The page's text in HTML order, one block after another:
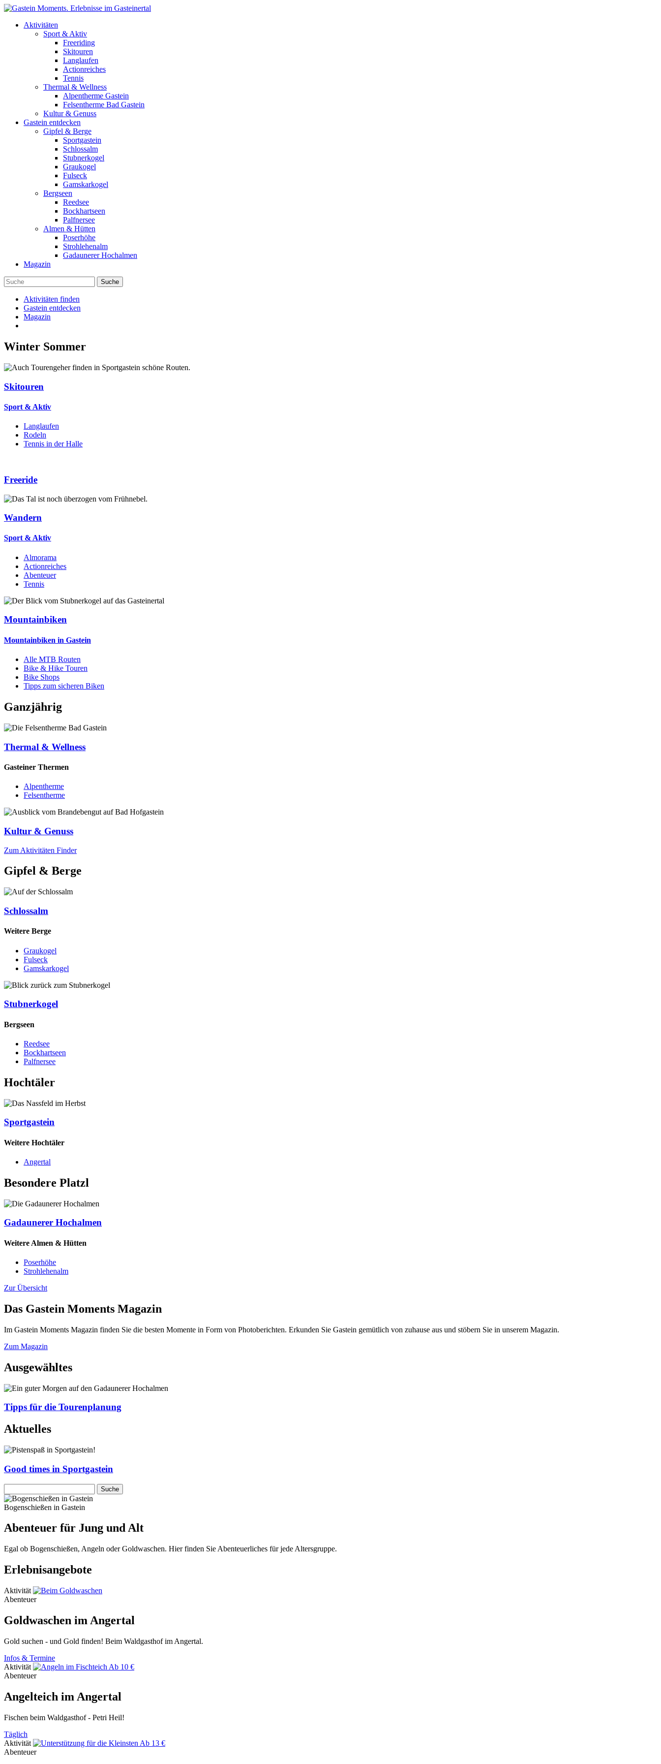
Direkt zum Inhalt
Aktivitäten
Sport & Aktiv
Freeriding
Skitouren
Langlaufen
Actionreiches
Tennis
Thermal & Wellness
Alpentherme Gastein
Felsentherme Bad Gastein
Kultur & Genuss
Gastein entdecken
Gipfel & Berge
Sportgastein
Schlossalm
Stubnerkogel
Graukogel
Fulseck
Gamskarkogel
Bergseen
Reedsee
Bockhartseen
Palfnersee
Almen & Hütten
Poserhöhe
Strohlehenalm
Gadaunerer Hochalmen
Magazin
Aktivitäten finden
Gastein entdecken
Magazin
Winter Sommer
Skitouren
Sport & Aktiv
Langlaufen
Rodeln
Tennis in der Halle
Freeride
Wandern
Sport & Aktiv
Almorama
Actionreiches
Abenteuer
Tennis
Mountainbiken
Mountainbiken in Gastein
Alle MTB Routen
Bike & Hike Touren
Bike Shops
Tipps zum sicheren Biken
Ganzjährig
Thermal & Wellness
Gasteiner Thermen
Alpentherme
Felsentherme
Kultur & Genuss
Zum Aktivitäten Finder
Gipfel & Berge
Schlossalm
Weitere Berge
Graukogel
Fulseck
Gamskarkogel
Stubnerkogel
Bergseen
Reedsee
Bockhartseen
Palfnersee
Hochtäler
Sportgastein
Weitere Hochtäler
Angertal
Besondere Platzl
Gadaunerer Hochalmen
Weitere Almen & Hütten
Poserhöhe
Strohlehenalm
Zur Übersicht
Das Gastein Moments Magazin
Im Gastein Moments Magazin finden Sie die besten Momente in Form von Photoberichten. Erkunden Sie Gastein gemütlich von zuhause aus und stöbern Sie in unserem Magazin.
Zum Magazin
Ausgewähltes
Tipps für die Tourenplanung
Aktuelles
Good times in Sportgastein
Bogenschießen in Gastein
Abenteuer für Jung und Alt
Egal ob Bogenschießen, Angeln oder Goldwaschen. Hier finden Sie Abenteuerliches für jede Altersgruppe.
Erlebnisangebote
Aktivität
Abenteuer
Goldwaschen im Angertal
Gold suchen - und Gold finden! Beim Waldgasthof im Angertal.
Infos & Termine
Aktivität
Ab 10 €
Abenteuer
Angelteich im Angertal
Fischen beim Waldgasthof - Petri Heil!
Täglich
Aktivität
Ab 13 €
Abenteuer